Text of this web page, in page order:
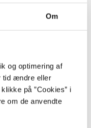
Om
og optimering af
tid ændre eller
på ”Cookies” i
om de anvendte